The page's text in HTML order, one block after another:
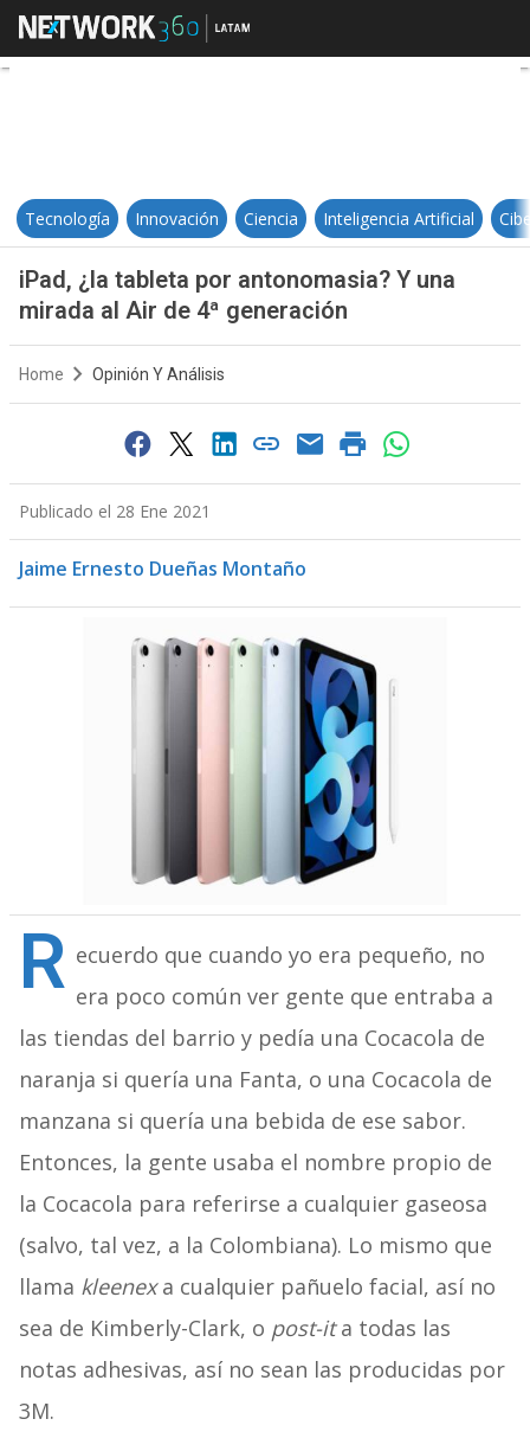
iPad, ¿la tableta por
Tecnología Innovación Ciencia Inteligencia Artificial
iPad, ¿la tableta por antonomasia? Y una
mirada al Air de 4ª generación
Home Opinión Y Análisis
Publicado el 28 Ene 2021
Jaime Ernesto Dueñas Montaño
R ecuerdo que cuando yo era pequeño, no
era poco común ver gente que entraba a
las tiendas del barrio y pedía una Cocacola de
naranja si quería una Fanta, o una Cocacola de
manzana si quería una bebida de ese sabor.
Entonces, la gente usaba el nombre propio de
la Cocacola para referirse a cualquier gaseosa
(salvo, tal vez, a la Colombiana). Lo mismo que
llama kleenexa cualquier pañuelo facial, así no
sea de Kimberly-Clark, o post-ita todas las
notas adhesivas, así no sean las producidas por
3M.